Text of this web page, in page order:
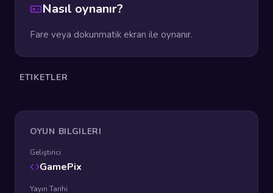
Nasıl oynanır?
Fare veya dokunmatik ekran ile oynanır.
ETIKETLER
OYUN BILGILERI
Geliştirici
GamePix
Yayın Tarihi